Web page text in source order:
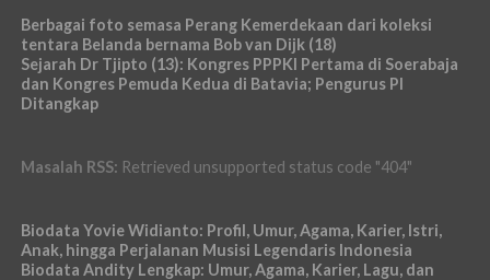
Berbagai foto semasa Perang Kemerdekaan dari koleksi
tentara Belanda bernama Bob van Dijk (18)
Sejarah Dr Tjipto (13): Kongres PPPKI Pertama di Soerabaja
dan Kongres Pemuda Kedua di Batavia; Pengurus PI
Ditangkap
Masalah RSS: Retrieved unsupported status code "404"
Biodata Yovie Widianto: Profil, Umur, Agama, Karier, Istri,
Anak, hingga Perjalanan Musisi Legendaris Indonesia
Biodata Andity Lengkap: Umur, Agama, Karier, Lagu, dan